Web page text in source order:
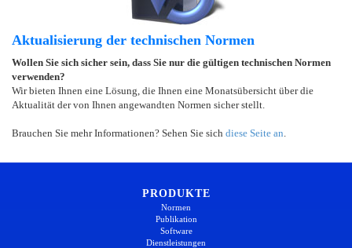
Aktualisierung der technischen Normen
Wollen Sie sich sicher sein, dass Sie nur die gültigen technischen Normen
verwenden?
Wir bieten Ihnen eine Lösung, die Ihnen eine Monatsübersicht über die
Aktualität der von Ihnen angewandten Normen sicher stellt.
Brauchen Sie mehr Informationen? Sehen Sie sich diese Seite an
PRODUKTE
Normen
Publikation
Software
Dienstleistungen